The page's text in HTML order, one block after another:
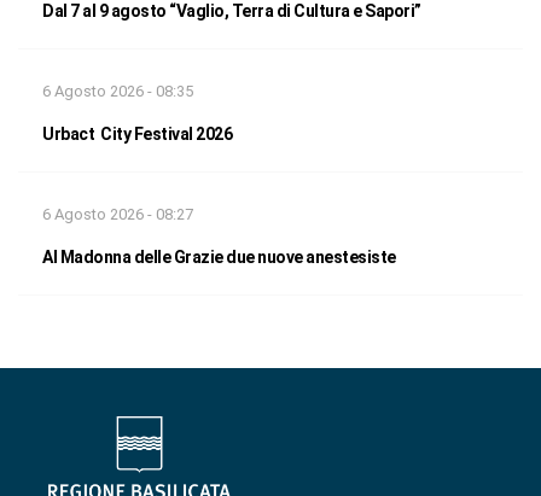
Dal 7 al 9 agosto “Vaglio, Terra di Cultura e Sapori”
6 Agosto 2026 - 08:35
Urbact City Festival 2026
6 Agosto 2026 - 08:27
Al Madonna delle Grazie due nuove anestesiste